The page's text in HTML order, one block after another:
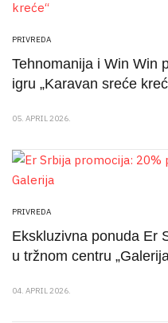
PRIVREDA
Tehnomanija i Win Win
igru „Karavan sreće
05. APRIL 2026.
PRIVREDA
Ekskluzivna ponuda Er
u tržnom centru
04. APRIL 2026.